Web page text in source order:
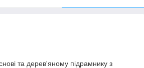
та дерев'яному підрамнику з